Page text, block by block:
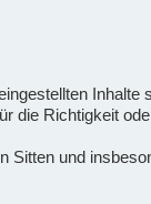
Inhalte
die Richtigkeit
und